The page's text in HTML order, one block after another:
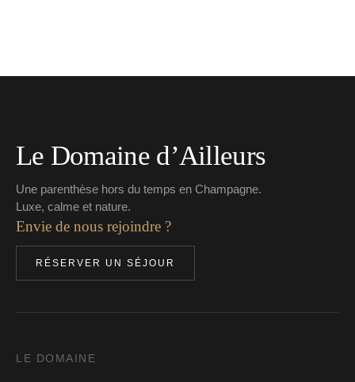
Le Domaine d’Ailleurs
Une parenthèse hors du temps en Champagne.
Luxe, calme et nature.
Envie de nous rejoindre ?
RÉSERVER UN SÉJOUR
LE DOMAINE